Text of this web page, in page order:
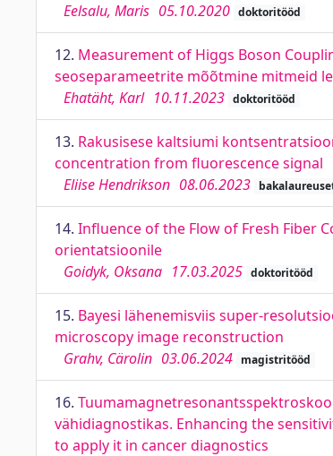
Eelsalu, Maris 05.10.2020 doktoritööd
12. Measurement of Higgs Boson
seoseparameetrite mõõtmine mitmeid
Ehatäht, Karl 10.11.2023 doktoritööd
13. Rakusisese kaltsiumi
concentration from fluorescence signal
Eliise Hendrikson 08.06.2023
14. Inﬂuence of the Flow of Fresh Fiber
orientatsioonile
Goidyk, Oksana 17.03.2025 doktoritööd
15. Bayesi lähenemisviis super-
microscopy image reconstruction
Grahv, Cärolin 03.06.2024 magistritööd
16.
vähidiagnostikas. Enhancing the
to apply it in cancer diagnostics